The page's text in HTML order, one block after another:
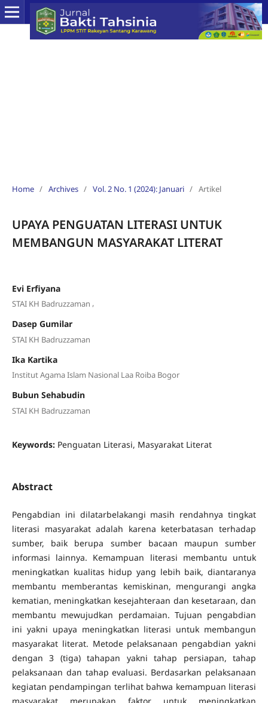
Home / Archives / Vol. 2 No. 1 (2024): Januari / Artikel
UPAYA PENGUATAN LITERASI UNTUK
MEMBANGUN MASYARAKAT LITERAT
Evi Erfiyana
STAI KH Badruzzaman ,
Dasep Gumilar
STAI KH Badruzzaman
Ika Kartika
Institut Agama Islam Nasional Laa Roiba Bogor
Bubun Sehabudin
STAI KH Badruzzaman
Keywords: Penguatan Literasi, Masyarakat Literat
Abstract
Pengabdian ini dilatarbelakangi masih rendahnya tingkat
literasi masyarakat adalah karena keterbatasan terhadap
sumber, baik berupa sumber bacaan maupun sumber
informasi lainnya. Kemampuan literasi membantu untuk
meningkatkan kualitas hidup yang lebih baik, diantaranya
membantu memberantas kemiskinan, mengurangi angka
kematian, meningkatkan kesejahteraan dan kesetaraan, dan
membantu mewujudkan perdamaian. Tujuan pengabdian
ini yakni upaya meningkatkan literasi untuk membangun
masyarakat literat. Metode pelaksanaan pengabdian yakni
dengan 3 (tiga) tahapan yakni tahap persiapan, tahap
pelaksanaan dan tahap evaluasi. Berdasarkan pelaksanaan
kegiatan pendampingan terlihat bahwa kemampuan literasi